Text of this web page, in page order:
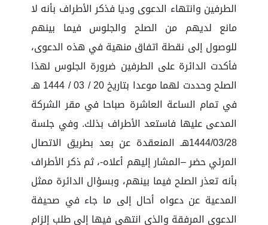
الطرفين وانتهاء الدعوى وديا فذكر الأطراف بأنه لا
مانع لديهم من الصلح والجلوس فيما بينهم
للوصول إلى نقطة اتفاق منهية في هذه الدعوى،
فأكدت الدائرة على الطرفين ضرورة الجلوس لهذا
الصلح وحددت لهما موعدا بتاريخ 20 / 03 / 1444 هـ
في تمام الساعة العاشرة صباحا في مقر الشركة
المدعى عليها فاستعد الأطراف بذلك. وفي جلسة
1444/03/28هـ المنعقدة عن بعد بطريق الاتصال
المرئي حضر –المشار إليهم أعلاه-، ثم ذكر الأطراف
بأنه تعذر الصلح فيما بينهم، وبسؤال الدائرة ممثل
المدعية عن دعواه أحال إلى ما جاء في صحيفة
الدعوى المرفقة والذي انتهى فيها إلى طلب إلزام